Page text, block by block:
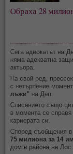
Обраха 28
Сега адвокатът на
няма адекватна
актьора.
На свой ред,
с нетърпение
лъжи" на Деп.
Списанието също
в момента се
кариерата си.
Според съобщения
75 милиона за 14
дом в района на Лос